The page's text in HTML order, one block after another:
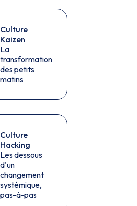
Culture
Kaizen
La
transformation
des petits
matins
Culture
Hacking
Les dessous
d'un
changement
systémique,
pas-à-pas